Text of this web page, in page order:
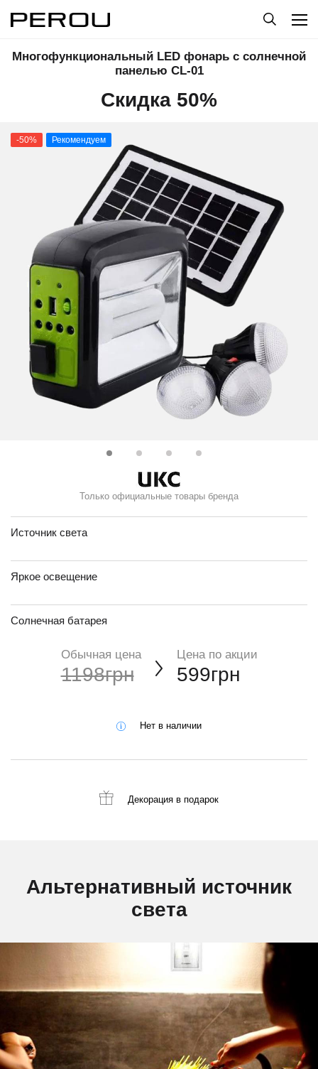
Многофункциональный LED фонарь с солнечной
панелью CL-01
Скидка 50%
-50% Рекомендуем
Только официальные товары бренда
Источник света
Яркое освещение
Солнечная батарея
Обычная цена
1198грн
Цена по акции
599грн
Нет в наличии
Декорация в подарок
Альтернативный источник
света